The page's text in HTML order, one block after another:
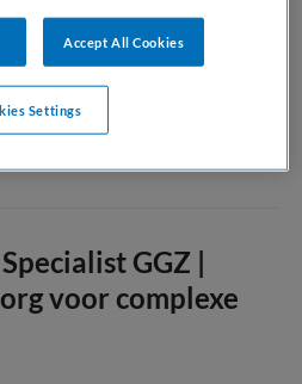
GGZ |
voor complexe
Accept All Cookies
Settings